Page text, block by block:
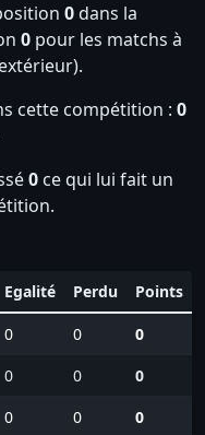
0dans la
0 pour les matchs à
cette compétition : 0
0 ce qui lui fait un
Egalité Perdu Points
0 0
0
0 0
0
0 0
0